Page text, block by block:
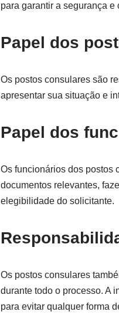
para garantir a segurança
Papel dos
Os postos consulares são
apresentar sua situação e
Papel dos
Os funcionários dos postos
documentos relevantes,
elegibilidade do solicitante.
Os postos consulares
durante todo o processo. A
para evitar qualquer forma